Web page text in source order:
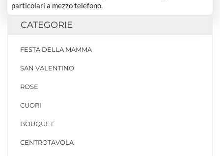
particolari a mezzo telefono.
CATEGORIE
FESTA DELLA MAMMA
SAN VALENTINO
ROSE
CUORI
BOUQUET
CENTROTAVOLA